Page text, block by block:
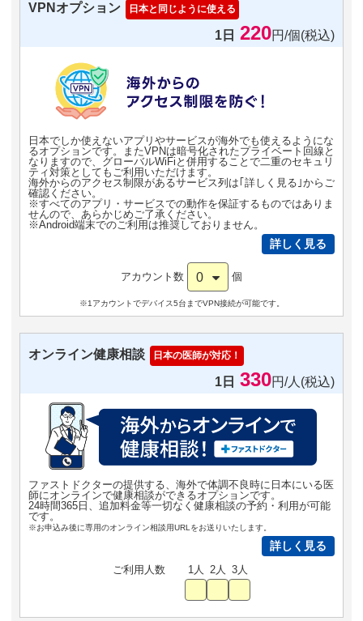
VPNオプション 日本と同じように使える
1日 220円/個(税込)
日本でしか使えないアプリやサービスが海外でも使えるようにな
るオプションです。またVPNは暗号化されたプライベート回線と
なりますので、グローバルWiFiと併用することで二重のセキュリ
ティ対策としてもご利用いただけます。
海外からのアクセス制限があるサービス列は｢詳しく見る｣からご
確認ください。
※すべてのアプリ・サービスでの動作を保証するものではありま
せんので、あらかじめご了承ください。
※Android端末でのご利用は推奨しておりません。
詳しく見る
アカウント数 0 個
※1アカウントでデバイス5台までVPN接続が可能です。
オンライン健康相談 日本の医師が対応！
1日 330円/人(税込)
ファストドクターの提供する、海外で体調不良時に日本にいる医
師にオンラインで健康相談ができるオプションです。
24時間365日、追加料金等一切なく健康相談の予約・利用が可能
です。
※お申込み後に専用のオンライン相談用URLをお送りいたします。
詳しく見る
ご利用人数 1人 2人 3人